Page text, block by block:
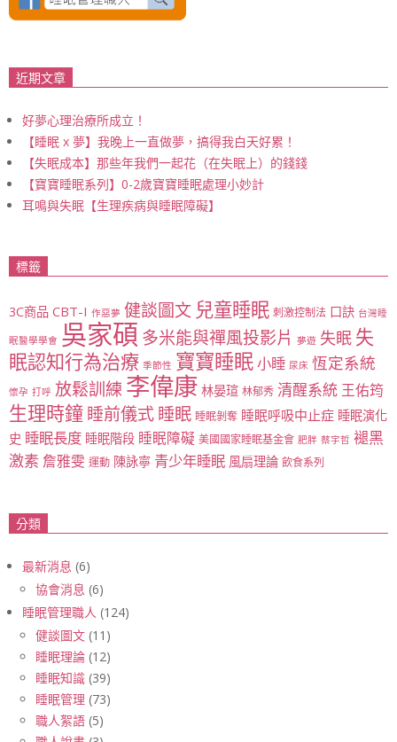
近期文章
好夢心理治療所成立！
【睡眠 x 夢】我晚上一直做夢，搞得我白天好累！
【失眠成本】那些年我們一起花（在失眠上）的錢錢
【寶寶睡眠系列】0-2歲寶寶睡眠處理小妙計
耳鳴與失眠【生理疾病與睡眠障礙】
標籤
3C商品 CBT-I 作惡夢 健談圖文 兒童睡眠 刺激控制法 口訣 台灣睡
眠醫學學會 吳家碩 多米能與禪風投影片 夢遊 失眠 失
眠認知行為治療 季節性 寶寶睡眠小睡 尿床 恆定系統
懷孕 打呼 放鬆訓練 李偉康 林晏瑄 林郁秀 清醒系統 王佑筠
生理時鐘睡前儀式睡眠 睡眠剝奪 睡眠呼吸中止症 睡眠演化
史 睡眠長度 睡眠階段 睡眠障礙 美國國家睡眠基金會 肥胖 蔡宇哲 褪黑
激素詹雅雯 運動 陳詠寧 青少年睡眠 風扇理論 飲食系列
分類
最新消息 (6)
協會消息 (6)
睡眠管理職人 (124)
健談圖文 (11)
睡眠理論 (12)
睡眠知識 (39)
睡眠管理 (73)
職人絮語 (5)